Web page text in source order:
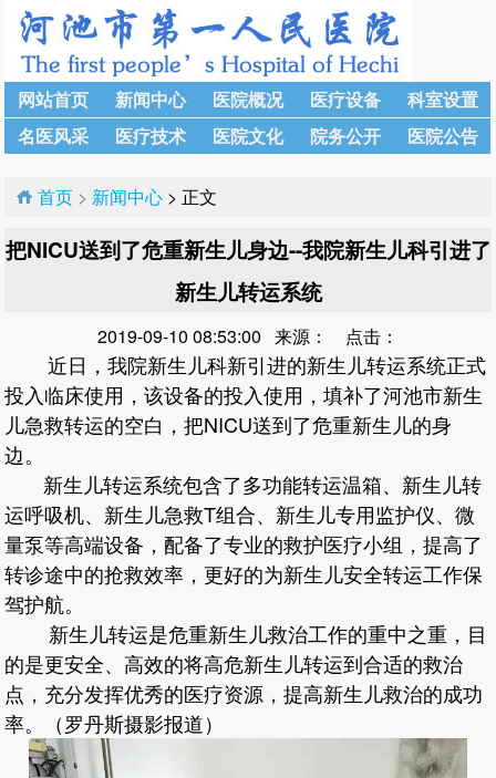
网站首页 新闻中心 医院概况 医疗设备
科室设置
名医风采
医疗技术 医院文化 院务公开 医院公告
首页 > 新闻中心 > 正文
把NICU送到了危重新生儿身边--我院新生儿科引进了
新生儿转运系统
2019-09-10 08:53:00 来源： 点击：
近日，我院新生儿科新引进的新生儿转运系统正式
投入临床使用，该设备的投入使用，填补了河池市新生
儿急救转运的空白，把NICU送到了危重新生儿的身
边。
新生儿转运系统包含了多功能转运温箱、新生儿转
运呼吸机、新生儿急救T组合、新生儿专用监护仪、微
量泵等高端设备，配备了专业的救护医疗小组，提高了
转诊途中的抢救效率，更好的为新生儿安全转运工作保
驾护航。
新生儿转运是危重新生儿救治工作的重中之重，目
的是更安全、高效的将高危新生儿转运到合适的救治
点，充分发挥优秀的医疗资源，提高新生儿救治的成功
率。（罗丹斯摄影报道）